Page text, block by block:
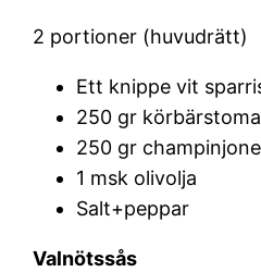
2 portioner (huvudrätt)
Ett knippe vit
250 gr
250 gr
1 msk olivolja
Salt+peppar
Valnötssås